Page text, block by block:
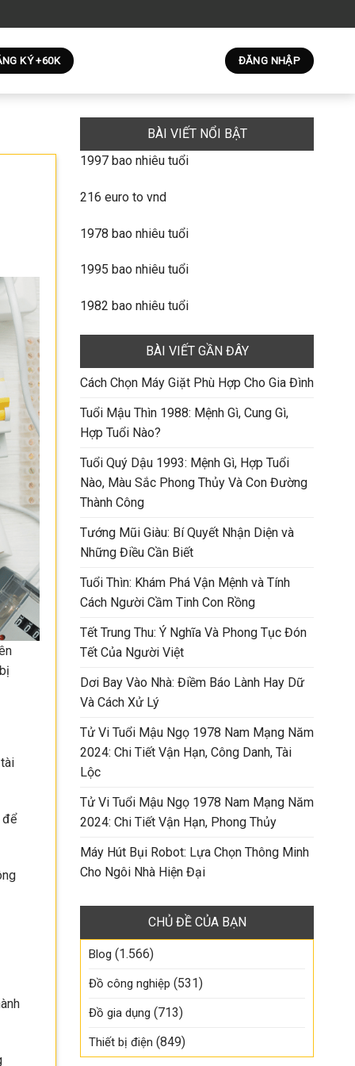
KÝ +60K ĐĂNG NHẬP
để
BÀI VIẾT NỔI BẬT
1997 bao nhiêu tuổi
216 euro to vnd
1978 bao nhiêu tuổi
1995 bao nhiêu tuổi
1982 bao nhiêu tuổi
BÀI VIẾT GẦN ĐÂY
Cách Chọn Máy Giặt Phù Hợp Cho Gia Đình
Tuổi Mậu Thìn 1988: Mệnh Gì, Cung Gì,
Hợp Tuổi Nào?
Tuổi Quý Dậu 1993: Mệnh Gì, Hợp Tuổi
Nào, Màu Sắc Phong Thủy Và Con Đường
Thành Công
Tướng Mũi Giàu: Bí Quyết Nhận Diện và
Những Điều Cần Biết
Tuổi Thìn: Khám Phá Vận Mệnh và Tính
Cách Người Cầm Tinh Con Rồng
Tết Trung Thu: Ý Nghĩa Và Phong Tục Đón
Tết Của Người Việt
Dơi Bay Vào Nhà: Điềm Báo Lành Hay Dữ
Và Cách Xử Lý
Tử Vi Tuổi Mậu Ngọ 1978 Nam Mạng Năm
2024: Chi Tiết Vận Hạn, Công Danh, Tài
Lộc
Tử Vi Tuổi Mậu Ngọ 1978 Nam Mạng Năm
2024: Chi Tiết Vận Hạn, Phong Thủy
Máy Hút Bụi Robot: Lựa Chọn Thông Minh
Cho Ngôi Nhà Hiện Đại
CHỦ ĐỀ CỦA BẠN
Blog (1.566)
Đồ công nghiệp (531)
Đồ gia dụng (713)
Thiết bị điện (849)